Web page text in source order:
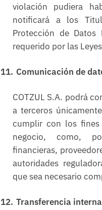
violación pudiera
notificará a los
Protección de Datos
requerido por las
11. Comunicación de
COTZUL S.A. podrá
a terceros
cumplir con los
negocio, como,
financieras,
autoridades
que sea necesario
12. Transferencia